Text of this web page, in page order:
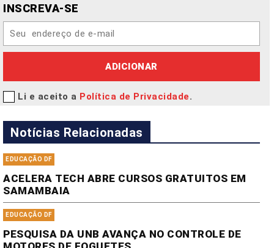
INSCREVA-SE
ADICIONAR
Li e aceito a Política de Privacidade.
Notícias Relacionadas
EDUCAÇÃO DF
ACELERA TECH ABRE CURSOS GRATUITOS EM
SAMAMBAIA
EDUCAÇÃO DF
PESQUISA DA UNB AVANÇA NO CONTROLE DE